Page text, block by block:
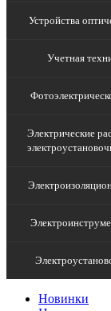
Устройства
Учетная
Электрические
Новинки